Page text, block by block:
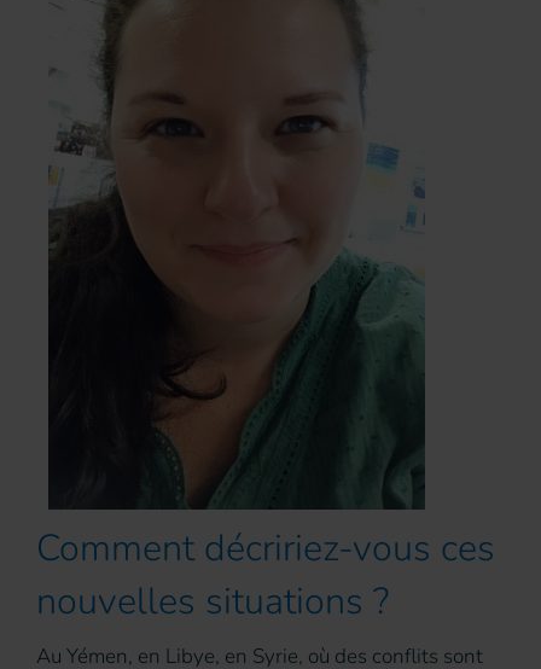
Comment décririez-vous ces
nouvelles situations ?
Au Yémen, en Libye, en Syrie, où des conflits sont